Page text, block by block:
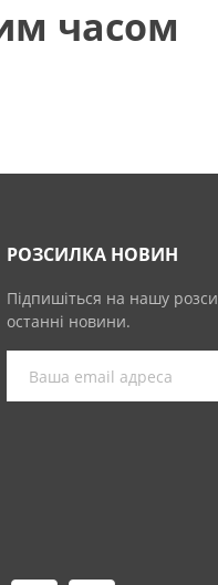
часом
РОЗСИЛКА НОВИН
Підпишіться на нашу
останні новини.